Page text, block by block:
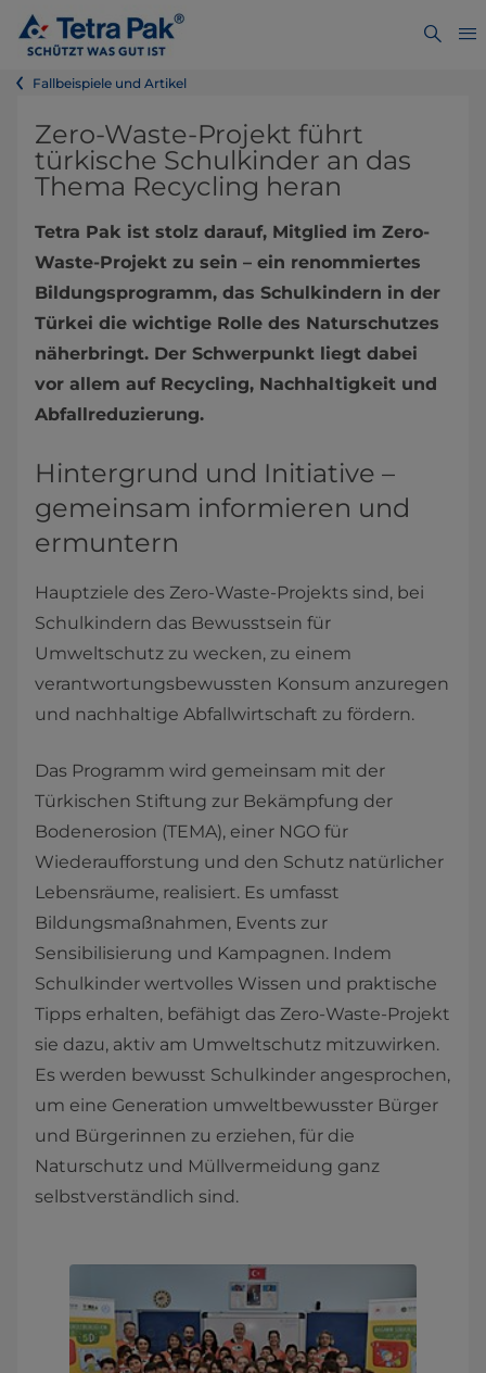
Fallbeispiele und Artikel
Zero-Waste-Projekt führt
türkische Schulkinder an das
Thema Recycling heran
Tetra Pak ist stolz darauf, Mitglied im Zero-
Waste-Projekt zu sein – ein renommiertes
Bildungsprogramm, das Schulkindern in der
Türkei die wichtige Rolle des Naturschutzes
näherbringt. Der Schwerpunkt liegt dabei
vor allem auf Recycling, Nachhaltigkeit und
Abfallreduzierung.
Hintergrund und Initiative –
gemeinsam informieren und
ermuntern
Hauptziele des Zero-Waste-Projekts sind, bei
Schulkindern das Bewusstsein für
Umweltschutz zu wecken, zu einem
verantwortungsbewussten Konsum anzuregen
und nachhaltige Abfallwirtschaft zu fördern.
Das Programm wird gemeinsam mit der
Türkischen Stiftung zur Bekämpfung der
Bodenerosion (TEMA), einer NGO für
Wiederaufforstung und den Schutz natürlicher
Lebensräume, realisiert. Es umfasst
Bildungsmaßnahmen, Events zur
Sensibilisierung und Kampagnen. Indem
Schulkinder wertvolles Wissen und praktische
Tipps erhalten, befähigt das Zero-Waste-Projekt
sie dazu, aktiv am Umweltschutz mitzuwirken.
Es werden bewusst Schulkinder angesprochen,
um eine Generation umweltbewusster Bürger
und Bürgerinnen zu erziehen, für die
Naturschutz und Müllvermeidung ganz
selbstverständlich sind.